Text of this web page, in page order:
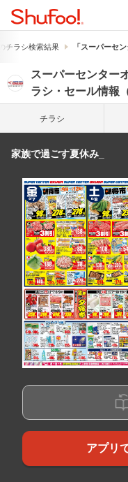
チラシ検索結果 「スーパーセ
スーパーセンター
ラシ・セール情報
チラシ
家族で過ごす夏休み_
アプリ